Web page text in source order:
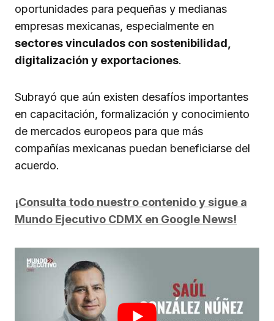
oportunidades para pequeñas y medianas
empresas mexicanas, especialmente en
sectores vinculados con sostenibilidad,
digitalización y exportaciones.
Subrayó que aún existen desafíos importantes
en capacitación, formalización y conocimiento
de mercados europeos para que más
compañías mexicanas puedan beneficiarse del
acuerdo.
¡Consulta todo nuestro contenido y sigue a
Mundo Ejecutivo CDMX en Google News!